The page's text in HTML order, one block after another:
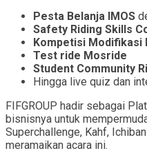
Pesta Belanja IMOS
Safety Riding Skills
Kompetisi Modifikasi
Test ride Mosride
Student Community
Hingga live quiz dan
FIFGROUP hadir sebagai
bisnisnya untuk
Superchallenge, Kahf,
meramaikan acara ini.